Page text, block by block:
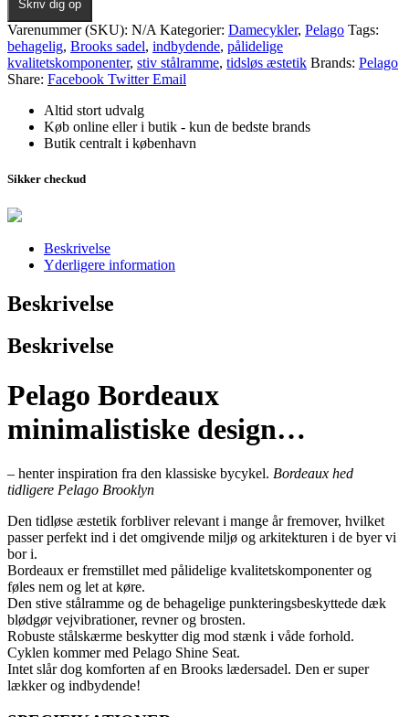
Skriv dig op
Varenummer (SKU): N/A Kategorier: Damecykler, Pelago Tags:
behagelig, Brooks sadel, indbydende, pålidelige
kvalitetskomponenter, stiv stålramme, tidsløs æstetik Brands: Pelago
Share: Facebook Twitter Email
Altid stort udvalg
Køb online eller i butik - kun de bedste brands
Butik centralt i københavn
Sikker checkud
Beskrivelse
Yderligere information
Beskrivelse
Beskrivelse
Pelago Bordeaux
minimalistiske design…
– henter inspiration fra den klassiske bycykel. Bordeaux hed
tidligere Pelago Brooklyn
Den tidløse æstetik forbliver relevant i mange år fremover, hvilket
passer perfekt ind i det omgivende miljø og arkitekturen i de byer vi
bor i.
Bordeaux er fremstillet med pålidelige kvalitetskomponenter og
føles nem og let at køre.
Den stive stålramme og de behagelige punkteringsbeskyttede dæk
blødgør vejvibrationer, revner og brosten.
Robuste stålskærme beskytter dig mod stænk i våde forhold.
Cyklen kommer med Pelago Shine Seat.
Intet slår dog komforten af en Brooks lædersadel. Den er super
lækker og indbydende!